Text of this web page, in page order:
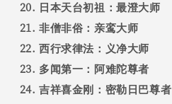
日本天台初祖：最澄大师
非僧非俗：亲鸾大师
西行求律法：义净大师
多闻第一：阿难陀尊者
吉祥喜金刚：密勒日巴尊者